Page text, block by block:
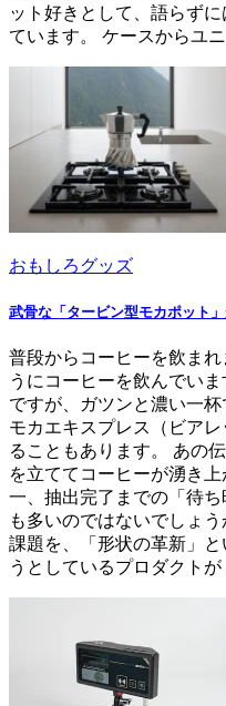
ット好きとして、語らず
ています。 ケースからユ
おもしろグッズ
武骨な「タービン型モカポット
普段からコーヒーを飲ま
うにコーヒーを飲んでい
ですが、ガツンと濃い一杯
モカエキスプレス（ビア
ることもあります。 あの
を立ててコーヒーが湧き
一、抽出完了までの「待
も多いのではないでしょ
課題を、「形状の革新」
うとしているプロダクトが